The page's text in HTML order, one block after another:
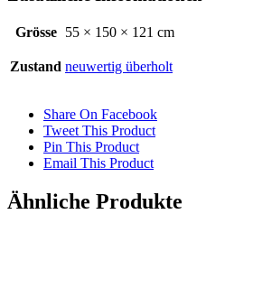
Grösse 55 × 150 × 121 cm
Zustand neuwertig überholt
Share On Facebook
Tweet This Product
Pin This Product
Email This Product
Ähnliche Produkte